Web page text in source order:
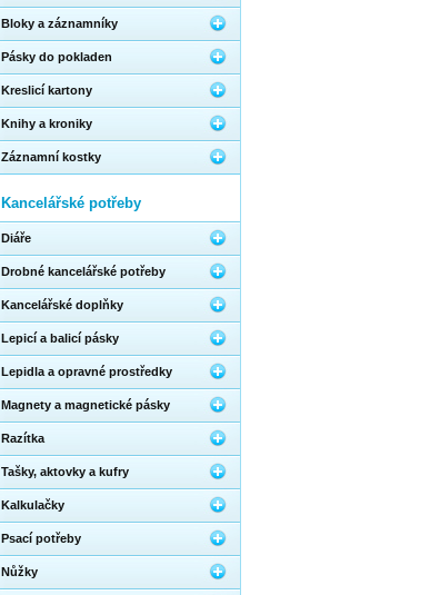
Bloky a záznamníky
Pásky do pokladen
Kreslicí kartony
Knihy a kroniky
Záznamní kostky
Kancelářské potřeby
Diáře
Drobné kancelářské potřeby
Kancelářské doplňky
Lepicí a balicí pásky
Lepidla a opravné prostředky
Magnety a magnetické pásky
Razítka
Tašky, aktovky a kufry
Kalkulačky
Psací potřeby
Nůžky